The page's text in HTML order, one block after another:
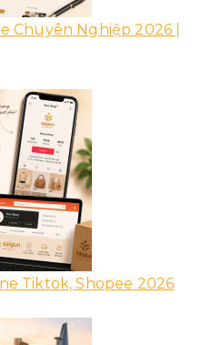
Chuyên Nghiệp 2026 |
Tiktok, Shopee 2026